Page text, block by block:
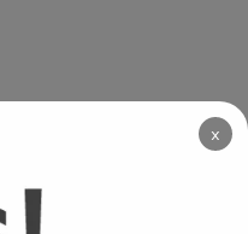
de vigencia. Aplica para
quincena de marzo. El
de Banco Falabella S.A.,
Esta preaprobación es
parte del Programa CMR
×